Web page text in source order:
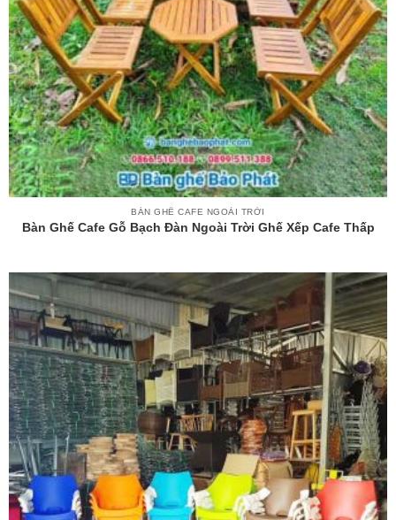
BÀN GHẾ CAFE NGOÀI TRỜI
Bàn Ghế Cafe Gỗ Bạch Đàn Ngoài Trời Ghế Xếp Cafe Thấp